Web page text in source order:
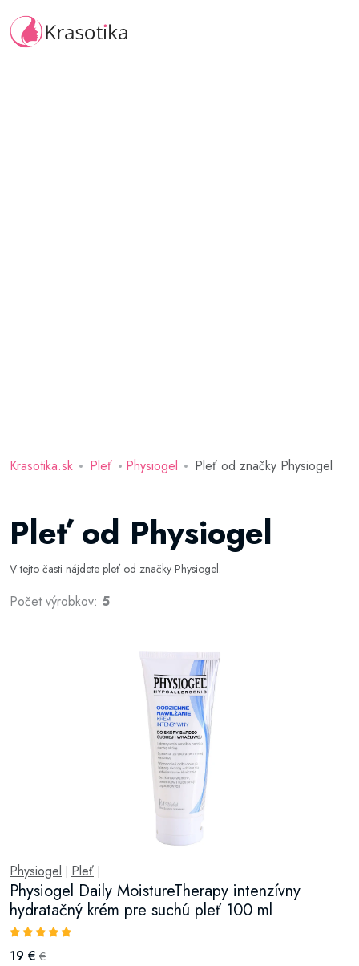
Krasotika.sk Pleť Physiogel Pleť od značky Physiogel
Pleť od Physiogel
V tejto časti nájdete pleť od značky Physiogel.
Počet výrobkov: 5
Physiogel Pleť
Physiogel Daily MoistureTherapy intenzívny
hydratačný krém pre suchú pleť 100 ml
19 € €